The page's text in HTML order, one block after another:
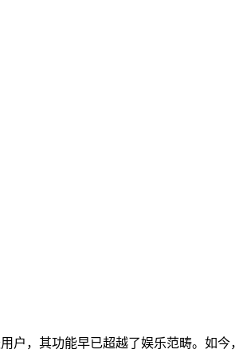
户，其功能早已超越了娱乐范畴。如今